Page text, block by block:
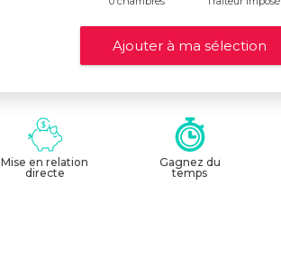
Mise en relation
directe
Gagnez du
temps